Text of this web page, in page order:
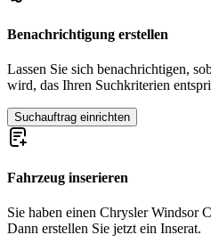
Benachrichtigung erstellen
Lassen Sie sich benachrichtigen,
wird, das Ihren Suchkriterien
Suchauftrag einrichten
Fahrzeug inserieren
Sie haben einen Chrysler Windsor
Dann erstellen Sie jetzt ein Inserat.